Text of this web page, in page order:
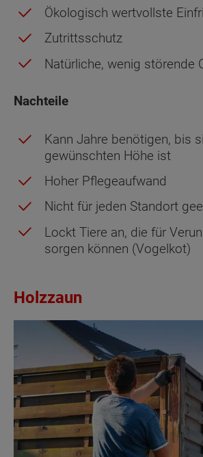
Ökologisch wertvollste
Zutrittsschutz
Natürliche, wenig störende
Nachteile
Kann Jahre benötigen, bis
gewünschten Höhe ist
Hoher Pflegeaufwand
Nicht für jeden Standort
Lockt Tiere an, die für
sorgen können (Vogelkot)
Holzzaun